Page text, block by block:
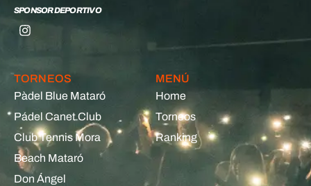
SPONSOR DEPORTIVO
TORNEOS
Pàdel Blue Mataró
Pádel Canet Club
Club Tennis Mora
Beach Mataró
Don Ángel
MENÚ
Home
Torneos
Ranking